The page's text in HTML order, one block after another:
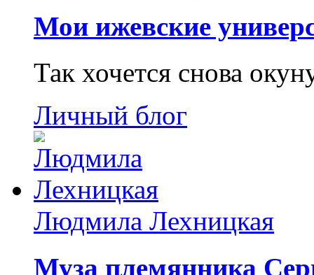
Мои ижевские
Так хочется снова
Личный блог
Людмила Лехницкая
Муза племянника